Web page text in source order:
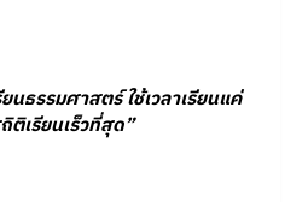
ธรรมศาสตร์ ใช้เวลาเรียนแค่
เรียนเร็วที่สุด”